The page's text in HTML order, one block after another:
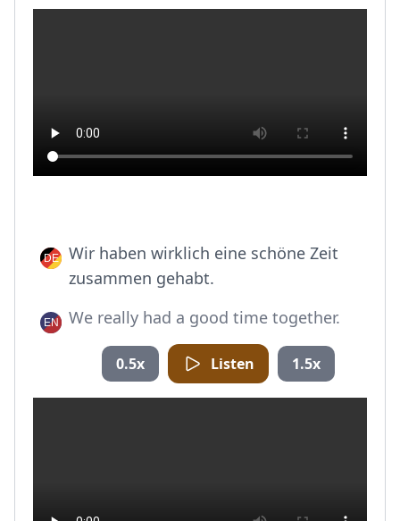
Wir haben wirklich eine schöne Zeit
zusammen gehabt.
We really had a good time together.
0.5x Listen 1.5x